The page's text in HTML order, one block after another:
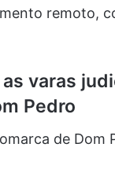
remoto,
varas
Pedro
de Dom